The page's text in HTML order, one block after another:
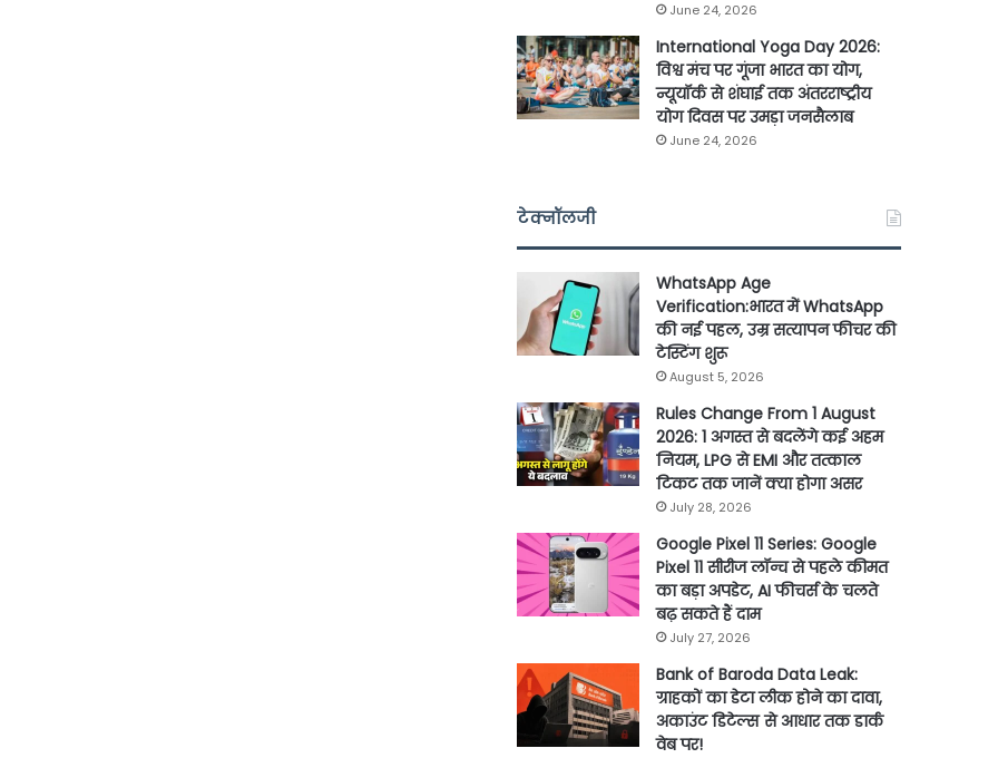
June 24, 2026
International Yoga Day 2026:
विश्व मंच पर गूंजा भारत का योग,
न्यूयॉर्क से शंघाई तक अंतरराष्ट्रीय
योग दिवस पर उमड़ा जनसैलाब
June 24, 2026
टेक्नॉलजी
WhatsApp Age
Verification:भारत में WhatsApp
की नई पहल, उम्र सत्यापन फीचर की
टेस्टिंग शुरू
August 5, 2026
Rules Change From 1 August
2026: 1 अगस्त से बदलेंगे कई अहम
नियम, LPG से EMI और तत्काल
टिकट तक जानें क्या होगा असर
July 28, 2026
Google Pixel 11 Series: Google
Pixel 11 सीरीज लॉन्च से पहले कीमत
का बड़ा अपडेट, AI फीचर्स के चलते
बढ़ सकते हैं दाम
July 27, 2026
Bank of Baroda Data Leak:
ग्राहकों का डेटा लीक होने का दावा,
अकाउंट डिटेल्स से आधार तक डार्क
वेब पर!